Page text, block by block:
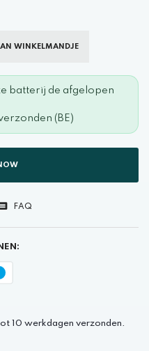
WINKELMANDJE
batterij de afgelopen
(BE)
FAQ
10 werkdagen verzonden.